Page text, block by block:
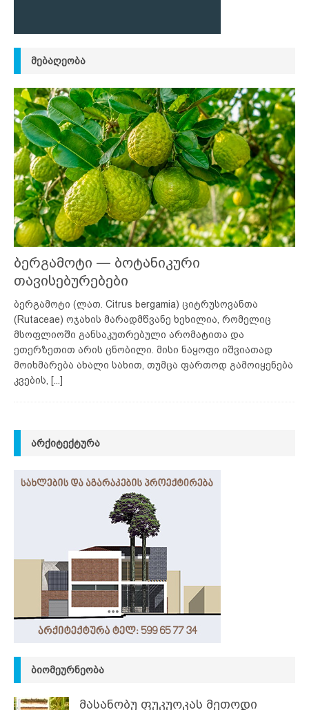
ᲛᲔᲑᲐᲦᲔᲝᲑᲐ
ბერგამოტი — ბოტანიკური
თავისებურებები
ბერგამოტი (ლათ. Citrus bergamia) ციტრუსოვანთა
(Rutaceae) ოჯახის მარადმწვანე ხეხილია, რომელიც
მსოფლიოში განსაკუთრებული არომატითა და
ეთერზეთით არის ცნობილი. მისი ნაყოფი იშვიათად
მოიხმარება ახალი სახით, თუმცა ფართოდ გამოიყენება
კვების,
[...]
ᲐᲠᲥᲘᲢᲔᲥᲢᲣᲠᲐ
ᲑᲘᲝᲛᲔᲣᲠᲜᲔᲝᲑᲐ
მასანობუ ფუკუოკას მეთოდი